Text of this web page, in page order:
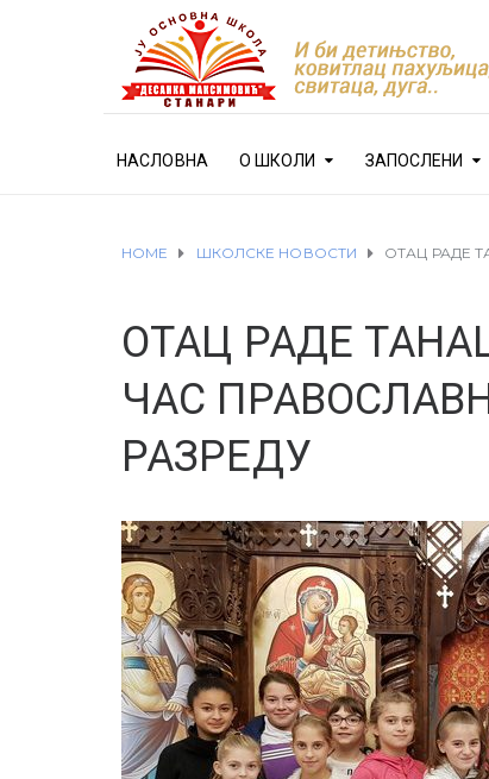
НАСЛОВНА О ШКОЛИ ЗАПОСЛЕНИ
HOME ШКОЛСКЕ НОВОСТИ OТАЦ РАДЕ
OТАЦ РАДЕ
ЧАС
РАЗРЕДУ